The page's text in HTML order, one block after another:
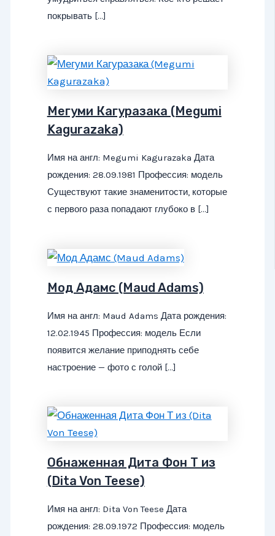
покрывать […]
Мегуми Кагуразака (Megumi
Kagurazaka)
Имя на англ: Megumi Kagurazaka Дата
рождения: 28.09.1981 Профессия: модель
Существуют такие знаменитости, которые
с первого раза попадают глубоко в […]
Мод Адамс (Maud Adams)
Имя на англ: Maud Adams Дата рождения:
12.02.1945 Профессия: модель Если
появится желание приподнять себе
настроение — фото с голой […]
Обнаженная Дита Фон Т из
(Dita Von Teese)
Имя на англ: Dita Von Teese Дата
рождения: 28.09.1972 Профессия: модель